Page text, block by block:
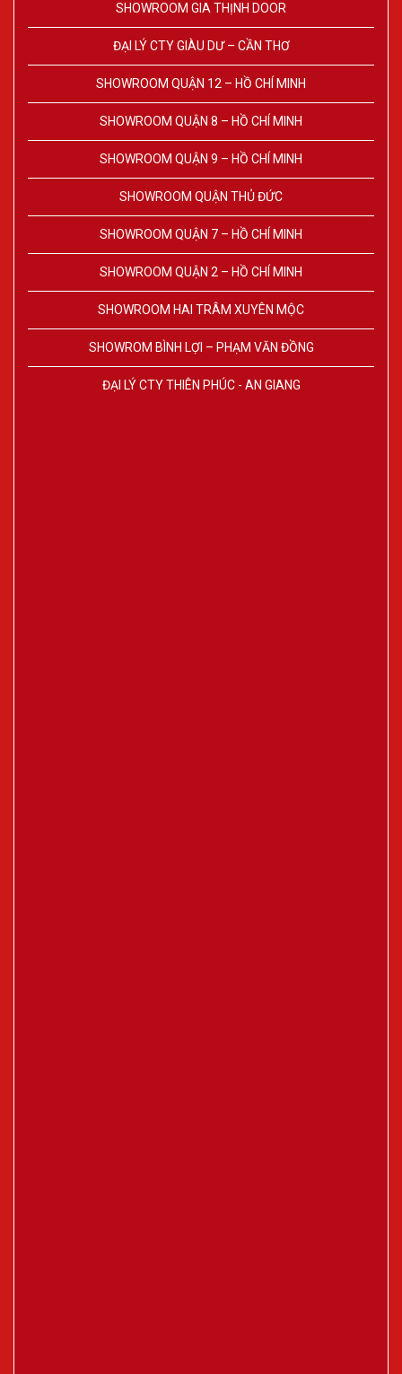
SHOWROOM GIA THỊNH DOOR
ĐẠI LÝ CTY GIÀU DƯ – CẦN THƠ
SHOWROOM QUẬN 12 – HỒ CHÍ MINH
SHOWROOM QUẬN 8 – HỒ CHÍ MINH
SHOWROOM QUẬN 9 – HỒ CHÍ MINH
SHOWROOM QUẬN THỦ ĐỨC
SHOWROOM QUẬN 7 – HỒ CHÍ MINH
SHOWROOM QUẬN 2 – HỒ CHÍ MINH
SHOWROOM HAI TRÂM XUYÊN MỘC
SHOWROM BÌNH LỢI – PHẠM VĂN ĐỒNG
ĐẠI LÝ CTY THIÊN PHÚC - AN GIANG